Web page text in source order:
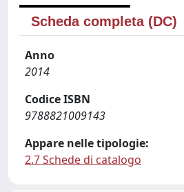
Scheda completa (DC)
Anno
2014
Codice ISBN
9788821009143
Appare nelle tipologie:
2.7 Schede di catalogo